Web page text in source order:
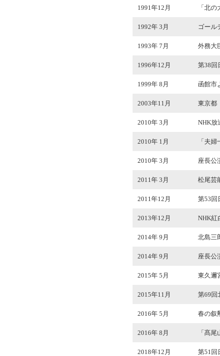
1991年12月 「北
1992年 3月 ゴール
1993年 7月 外務大
1996年12月 第38回
1999年 8月 函館市
2003年11月 東京都
2010年 3月 NHK放
2010年 1月 「夫
2010年 3月 座長公
2011年 3月 松尾芸
2011年12月 第53回
2013年12月 NHK紅
2014年 9月 北島三
2014年 9月 座長公
2015年 5月 東久邇
2015年11月 第69回
2016年 5月 春の叙
2016年 8月 「髙
2018年12月 第51回